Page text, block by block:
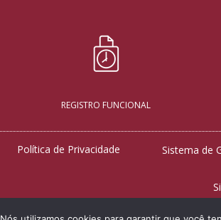
REGISTRO FUNCIONAL
Política de Privacidade Sistema de